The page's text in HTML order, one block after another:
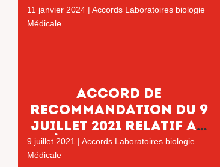
applicable au 1er
11 janvier 2024 | Accords Laboratoires biologie
Médicale
Accord de
recommandation du 9
juillet 2021 relatif au
régime collectif et
obligatoire des frais
9 juillet 2021 | Accords Laboratoires biologie
Médicale